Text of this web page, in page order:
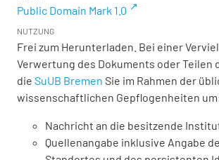
Public Domain Mark 1.0
NUTZUNG
Frei zum Herunterladen. Bei einer
Verwertung des Dokuments oder Teilen
die SuUB Bremen Sie im Rahmen der
wissenschaftlichen Gepflogenheiten
Nachricht an die besitzende
Quellenangabe inklusive Angabe